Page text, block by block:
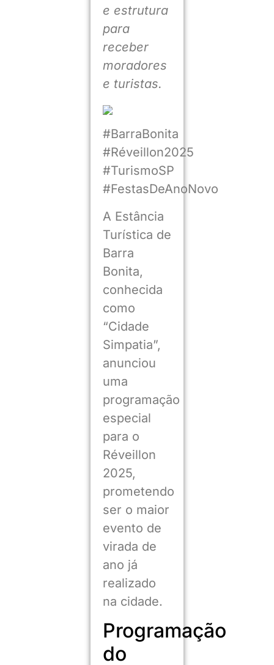
e estrutura
para
receber
moradores
e turistas.
#BarraBonita
#Réveillon2025
#TurismoSP
#FestasDeAnoNovo
A Estância
Turística de
Barra
Bonita,
conhecida
como
“Cidade
Simpatia”,
anunciou
uma
programação
especial
para o
Réveillon
2025,
prometendo
ser o maior
evento de
virada de
ano já
realizado
na cidade.
Programação
do